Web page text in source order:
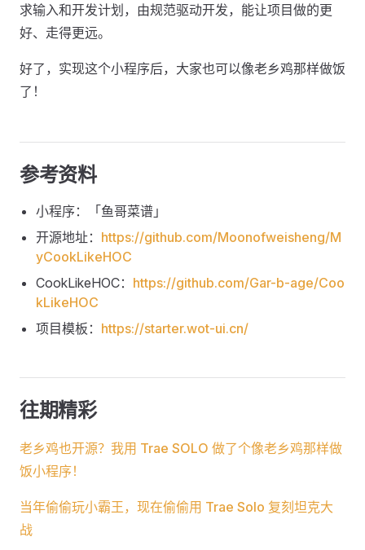
求输入和开发计划，由规范驱动开发，能让项目做的更
好、走得更远。
好了，实现这个小程序后，大家也可以像老乡鸡那样做饭
了！
参考资料
小程序：「鱼哥菜谱」
开源地址： https://github.com/Moonofweisheng/M
yCookLikeHOC
CookLikeHOC： https://github.com/Gar-b-age/Coo
kLikeHOC
项目模板： https://starter.wot-ui.cn/
往期精彩
老乡鸡也开源？我用 Trae SOLO 做了个像老乡鸡那样做
饭小程序！
当年偷偷玩小霸王，现在偷偷用 Trae Solo 复刻坦克大
战